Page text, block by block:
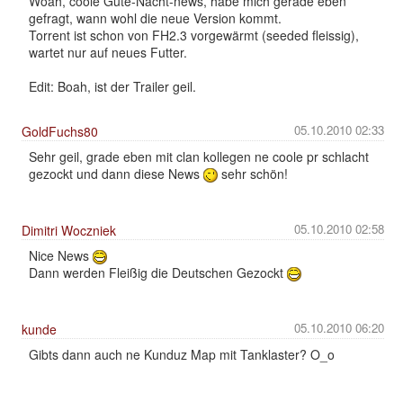
gefragt, wann wohl die neue Version kommt.
Torrent ist schon von FH2.3 vorgewärmt (seeded fleissig),
wartet nur auf neues Futter.
Edit: Boah, ist der Trailer geil.
05.10.2010 02:33
GoldFuchs80
Sehr geil, grade eben mit clan kollegen ne coole pr schlacht
gezockt und dann diese News
sehr schön!
05.10.2010 02:58
Dimitri Woczniek
Nice News
Dann werden Fleißig die Deutschen Gezockt
05.10.2010 06:20
kunde
Gibts dann auch ne Kunduz Map mit Tanklaster? O_o